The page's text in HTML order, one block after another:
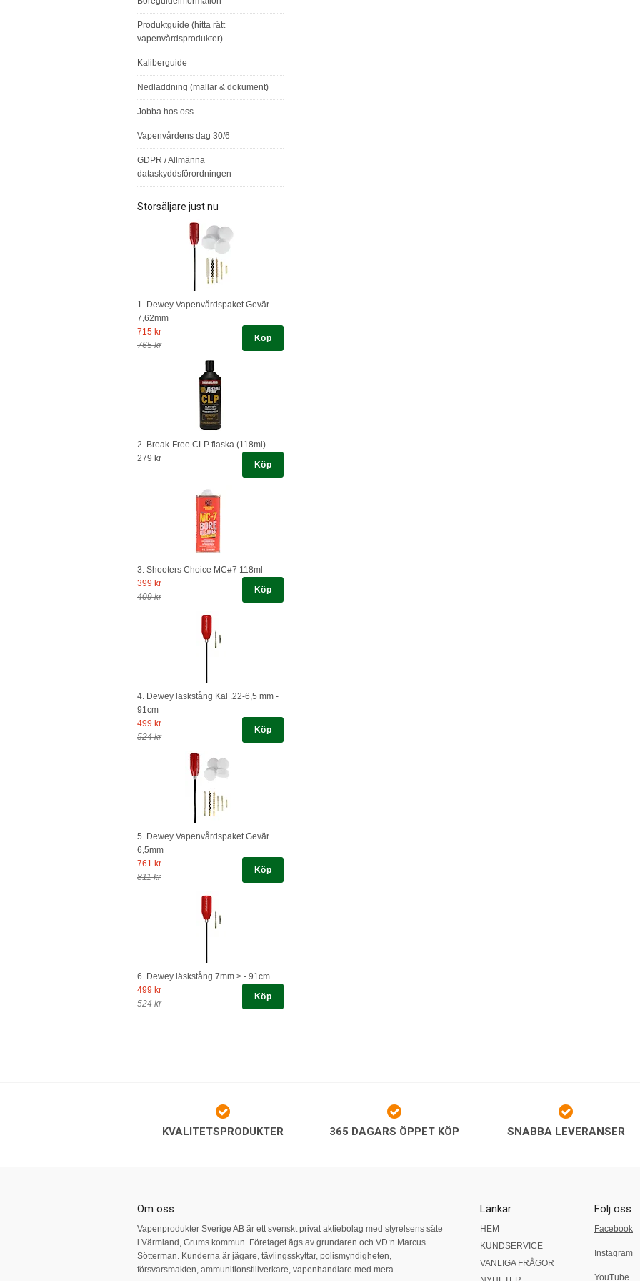
Produktguide (hitta rätt
vapenvårdsprodukter)
Kaliberguide
Nedladdning (mallar & dokument)
Jobba hos oss
Vapenvårdens dag 30/6
GDPR / Allmänna
dataskyddsförordningen
Storsäljare just nu
1. Dewey Vapenvårdspaket Gevär
7,62mm
715 kr
765 kr
Köp
2. Break-Free CLP flaska (118ml)
279 kr
Köp
3. Shooters Choice MC#7 118ml
399 kr
409 kr
Köp
4. Dewey läskstång Kal .22-6,5 mm -
91cm
499 kr
524 kr
Köp
5. Dewey Vapenvårdspaket Gevär
6,5mm
761 kr
811 kr
Köp
6. Dewey läskstång 7mm > - 91cm
499 kr
524 kr
Köp
KVALITETSPRODUKTER 365 DAGARS ÖPPET KÖP SNABBA LEVERANSER
Om oss
Vapenprodukter Sverige AB är ett svenskt privat aktiebolag med styrelsens säte
i Värmland, Grums kommun. Företaget ägs av grundaren och VD:n Marcus
Sötterman. Kunderna är jägare, tävlingsskyttar, polismyndigheten,
försvarsmakten, ammunitionstillverkare, vapenhandlare med mera.
Länkar
HEM
KUNDSERVICE
VANLIGA FRÅGOR
Följ oss
Facebook
Instagram
YouTube